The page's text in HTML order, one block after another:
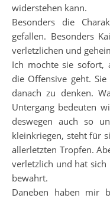
widerstehen kann.
Besonders die
gefallen. Besonders
verletzlichen und
Ich mochte sie sofort,
die Offensive geht.
danach zu denken.
Untergang bedeuten
deswegen auch so
kleinkriegen, steht für
allerletzten Tropfen.
verletzlich und hat
bewahrt.
Daneben haben mir